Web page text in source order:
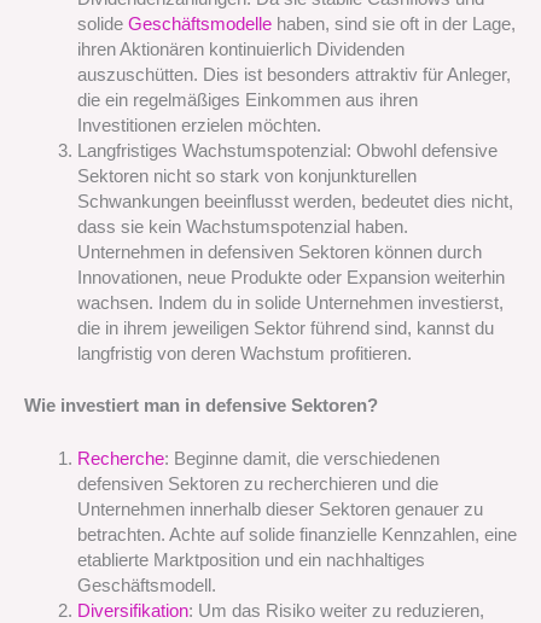
solide Geschäftsmodellehaben, sind sie oft in der Lage,
ihren Aktionären kontinuierlich Dividenden
auszuschütten. Dies ist besonders attraktiv für Anleger,
die ein regelmäßiges Einkommen aus ihren
Investitionen erzielen möchten.
Langfristiges Wachstumspotenzial: Obwohl defensive
Sektoren nicht so stark von konjunkturellen
Schwankungen beeinflusst werden, bedeutet dies nicht,
dass sie kein Wachstumspotenzial haben.
Unternehmen in defensiven Sektoren können durch
Innovationen, neue Produkte oder Expansion weiterhin
wachsen. Indem du in solide Unternehmen investierst,
die in ihrem jeweiligen Sektor führend sind, kannst du
langfristig von deren Wachstum profitieren.
Wie investiert man in defensive Sektoren?
Recherche: Beginne damit, die verschiedenen
defensiven Sektoren zu recherchieren und die
Unternehmen innerhalb dieser Sektoren genauer zu
betrachten. Achte auf solide finanzielle Kennzahlen, eine
etablierte Marktposition und ein nachhaltiges
Geschäftsmodell.
Diversifikation: Um das Risiko weiter zu reduzieren,